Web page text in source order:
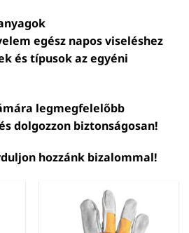
egész napos viseléshez
és típusok az egyéni
legmegfelelőbb
dolgozzon biztonságosan!
hozzánk bizalommal!